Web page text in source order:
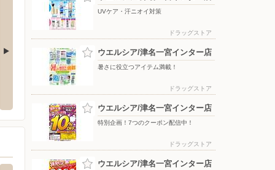
せ（兵庫エリア）
〒108-0023 東京都港区芝浦3-19-26 TOPPAN芝浦ビル
UVケア・汗ニオイ対策
ドラッグストア
ウエルシア/津名一宮インター店
暑さに役立つアイテム満載！
ドラッグストア
ウエルシア/津名一宮インター店
特別企画！7つのクーポン配信中！
ドラッグストア
ウエルシア/津名一宮インター店